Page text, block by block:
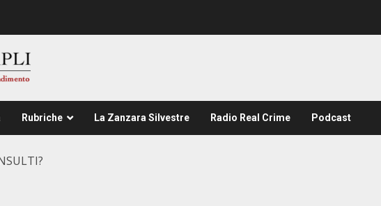
Rubriche La Zanzara Silvestre Radio Real Crime Podcast